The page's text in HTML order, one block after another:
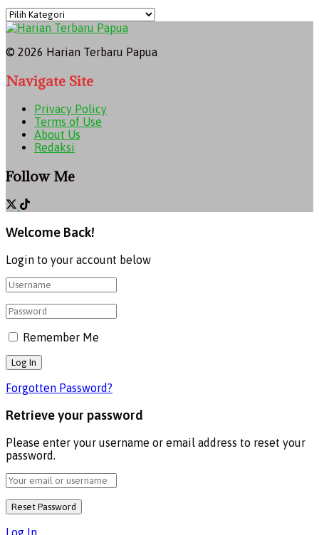
Kategori
© 2026 Harian Terbaru Papua
Navigate Site
Privacy Policy
Terms of Use
About Us
Redaksi
Follow Me
Welcome Back!
Login to your account below
Remember Me
Forgotten Password?
Retrieve your password
Please enter your username or email address to reset your
password.
Log In